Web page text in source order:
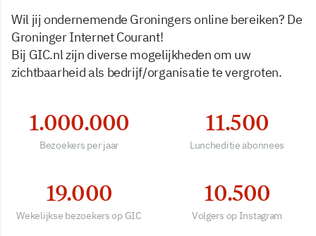
Wil jij ondernemende Groningers online bereiken? De
Groninger Internet Courant!
Bij GIC.nl zijn diverse mogelijkheden om uw
zichtbaarheid als bedrijf/organisatie te vergroten.
1.000.000
Bezoekers per jaar
11.500
Luncheditie abonnees
19.000
Wekelijkse bezoekers op GIC
10.500
Volgers op Instagram